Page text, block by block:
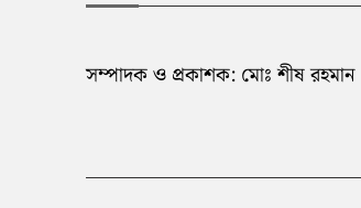
সম্পাদক ও প্রকাশক: মোঃ শীষ রহমান